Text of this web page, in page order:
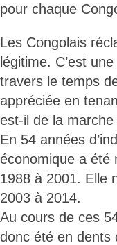
pour chaque
Les Congolais
légitime. C’est
travers le temps
appréciée en
est-il de la marche
En 54 années
économique a été
1988 à 2001. Elle
2003 à 2014.
Au cours de ces
donc été en dents